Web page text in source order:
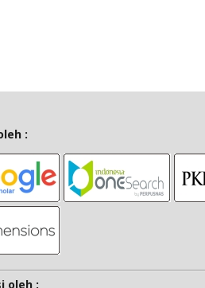
:
oleh :